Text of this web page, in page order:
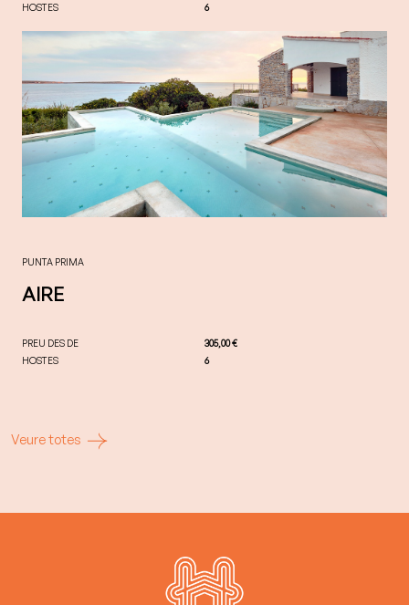
HOSTES
6
PUNTA PRIMA
AIRE
PREU DES DE
305,00 €
HOSTES
6
Veure totes